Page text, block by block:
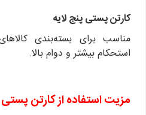
کارتن پستی پنج لایه
مناسب برای بسته‌بندی
استحکام بیشتر و دوام بالا.
مزیت استفاده از کارتن پستی